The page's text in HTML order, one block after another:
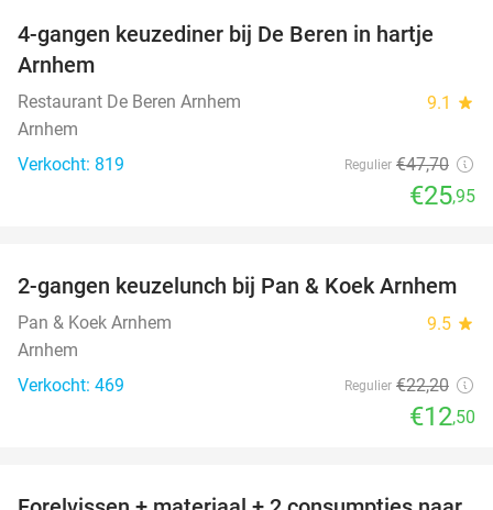
46%
4-gangen keuzediner bij De Beren in hartje
Arnhem
Restaurant De Beren Arnhem 9.1 star
Arnhem
Verkocht: 819
Regulier €47,70
€25,95
44%
2-gangen keuzelunch bij Pan & Koek Arnhem
Pan & Koek Arnhem 9.5 star
Arnhem
Verkocht: 469
Regulier €22,20
€12,50